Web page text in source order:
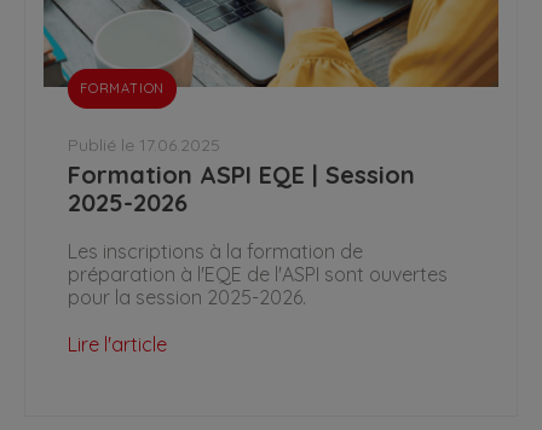
FORMATION
Publié le 17.06.2025
Formation ASPI EQE | Session
2025-2026
Les inscriptions à la formation de
préparation à l'EQE de l'ASPI sont ouvertes
pour la session 2025-2026.
Lire l'article